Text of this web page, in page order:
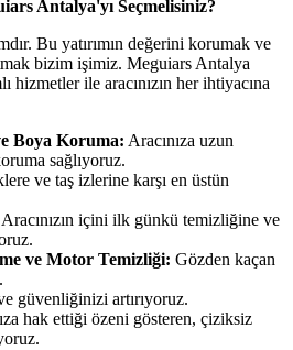
Antalya'yı Seçmelisiniz?
Bu yatırımın değerini korumak ve
bizim işimiz. Meguiars Antalya
hizmetler ile aracınızın her ihtiyacına
Boya Koruma: Aracınıza uzun
sağlıyoruz.
ve taş izlerine karşı en üstün
Aracınızın içini ilk günkü temizliğine ve
ve Motor Temizliği: Gözden kaçan
güvenliğinizi artırıyoruz.
hak ettiği özeni gösteren, çiziksiz